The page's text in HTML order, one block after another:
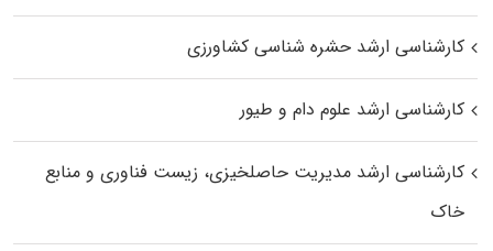
کارشناسی ارشد حشره‌ شناسی کشاورزی
کارشناسی ارشد علوم دام و طیور
کارشناسی ارشد مدیریت حاصلخیزی، زیست فناوری و منابع
خاک